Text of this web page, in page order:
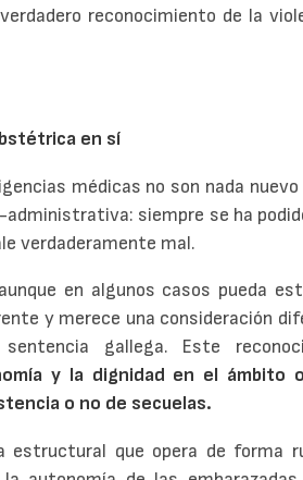
reconocimiento de la
en sí
médicas no son nada
siempre se ha
verdaderamente mal.
en algunos casos pueda
y merece una consideración
gallega. Este
y la dignidad en el ámbito
o no de secuelas.
estructural que opera de forma